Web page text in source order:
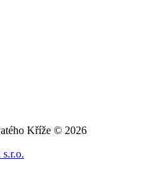
Kříže © 2026